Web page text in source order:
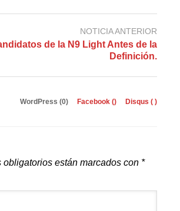
NOTICIA ANTERIOR
de la N9 Light Antes de la
Definición.
WordPress (0) Facebook () Disqus ( )
obligatorios están marcados con *